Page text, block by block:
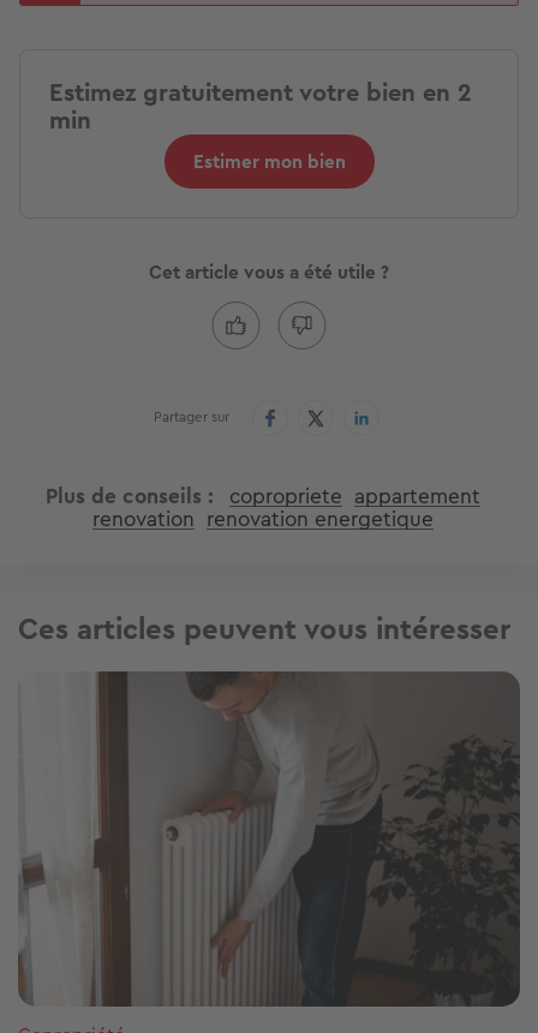
Estimez gratuitement votre bien en 2
min
Estimer mon bien
Cet article vous a été utile ?
Partager sur
Plus de conseils copropriete appartement
renovation renovation energetique
Ces articles peuvent vous intéresser